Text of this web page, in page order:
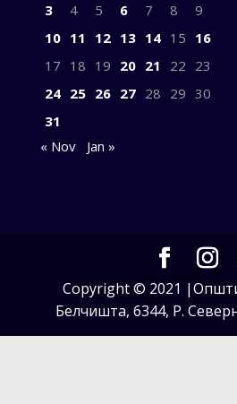
3
4 5 6 7 8
9
10 11 12 13 14 15 16
17 18 19 20 21 22 23
24 25 26 27 28 29 30
31
« Nov
Jan »
Copyright © 2021
Белчишта, 6344, Р.